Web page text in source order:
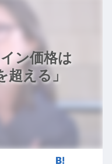
ン価格は
超える」